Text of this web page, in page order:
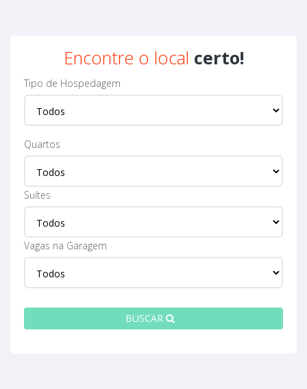
Encontre o local certo!
Tipo de Hospedagem
Quartos
Suítes
Vagas na Garagem
BUSCAR